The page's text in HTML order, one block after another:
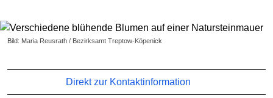
Bild: Maria Reusrath / Bezirksamt Treptow-Köpenick
Direkt zur Kontaktinformation